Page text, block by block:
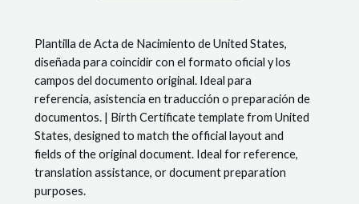
-
#5
(Dallas)
Plantilla de Acta de Nacimiento de United States,
diseñada para coincidir con el formato oficial y los
campos del documento original. Ideal para
referencia, asistencia en traducción o preparación de
documentos. | Birth Certificate template from United
States, designed to match the official layout and
fields of the original document. Ideal for reference,
translation assistance, or document preparation
purposes.